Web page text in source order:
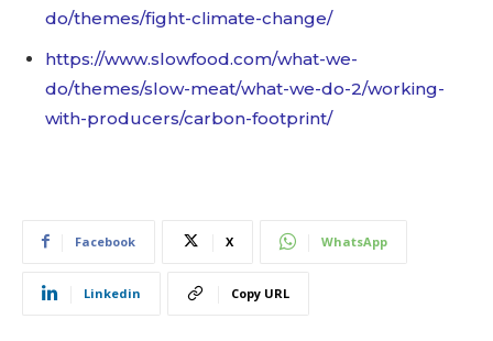
do/themes/fight-climate-change/
https://www.slowfood.com/what-we-
do/themes/slow-meat/what-we-do-2/working-
with-producers/carbon-footprint/
Facebook X WhatsApp
Linkedin Copy URL